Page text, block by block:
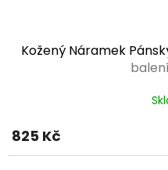
Kožený Náramek
825 Kč